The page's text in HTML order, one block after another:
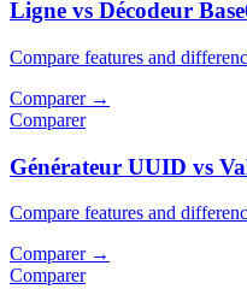
Ligne vs Décodeur
Compare features and
Comparer→
Comparer
Générateur UUID vs
Compare features and
Comparer→
Comparer